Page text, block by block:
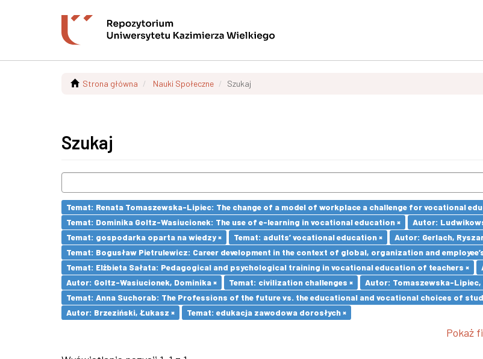
Strona główna Nauki Społeczne Szukaj
Szukaj
Temat: Renata Tomaszewska-Lipiec: The change of a model of workplace a challenge for vocational
Temat: Dominika Goltz-Wasiucionek: The use of e-learning in vocational education ×
Autor:
Temat: gospodarka oparta na wiedzy ×
Temat: adults’ vocational education ×
Autor: Gerlach,
Temat: Bogusław Pietrulewicz: Career development in the context of global, organization and
Temat: Elżbieta Sałata: Pedagogical and psychological training in vocational education of teachers ×
Autor: Goltz-Wasiucionek, Dominika ×
Temat: civilization challenges ×
Autor: Tomaszewska-Lipiec,
Temat: Anna Suchorab: The Professions of the future vs. the educational and vocational choices of
Autor: Brzeziński, Łukasz ×
Temat: edukacja zawodowa dorosłych ×
Pokaż